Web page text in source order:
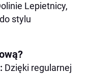
Lepietnicy,
stylu
Dzięki regularnej